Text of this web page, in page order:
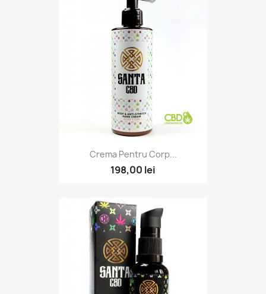
Crema Pentru Corp...
198,00 lei